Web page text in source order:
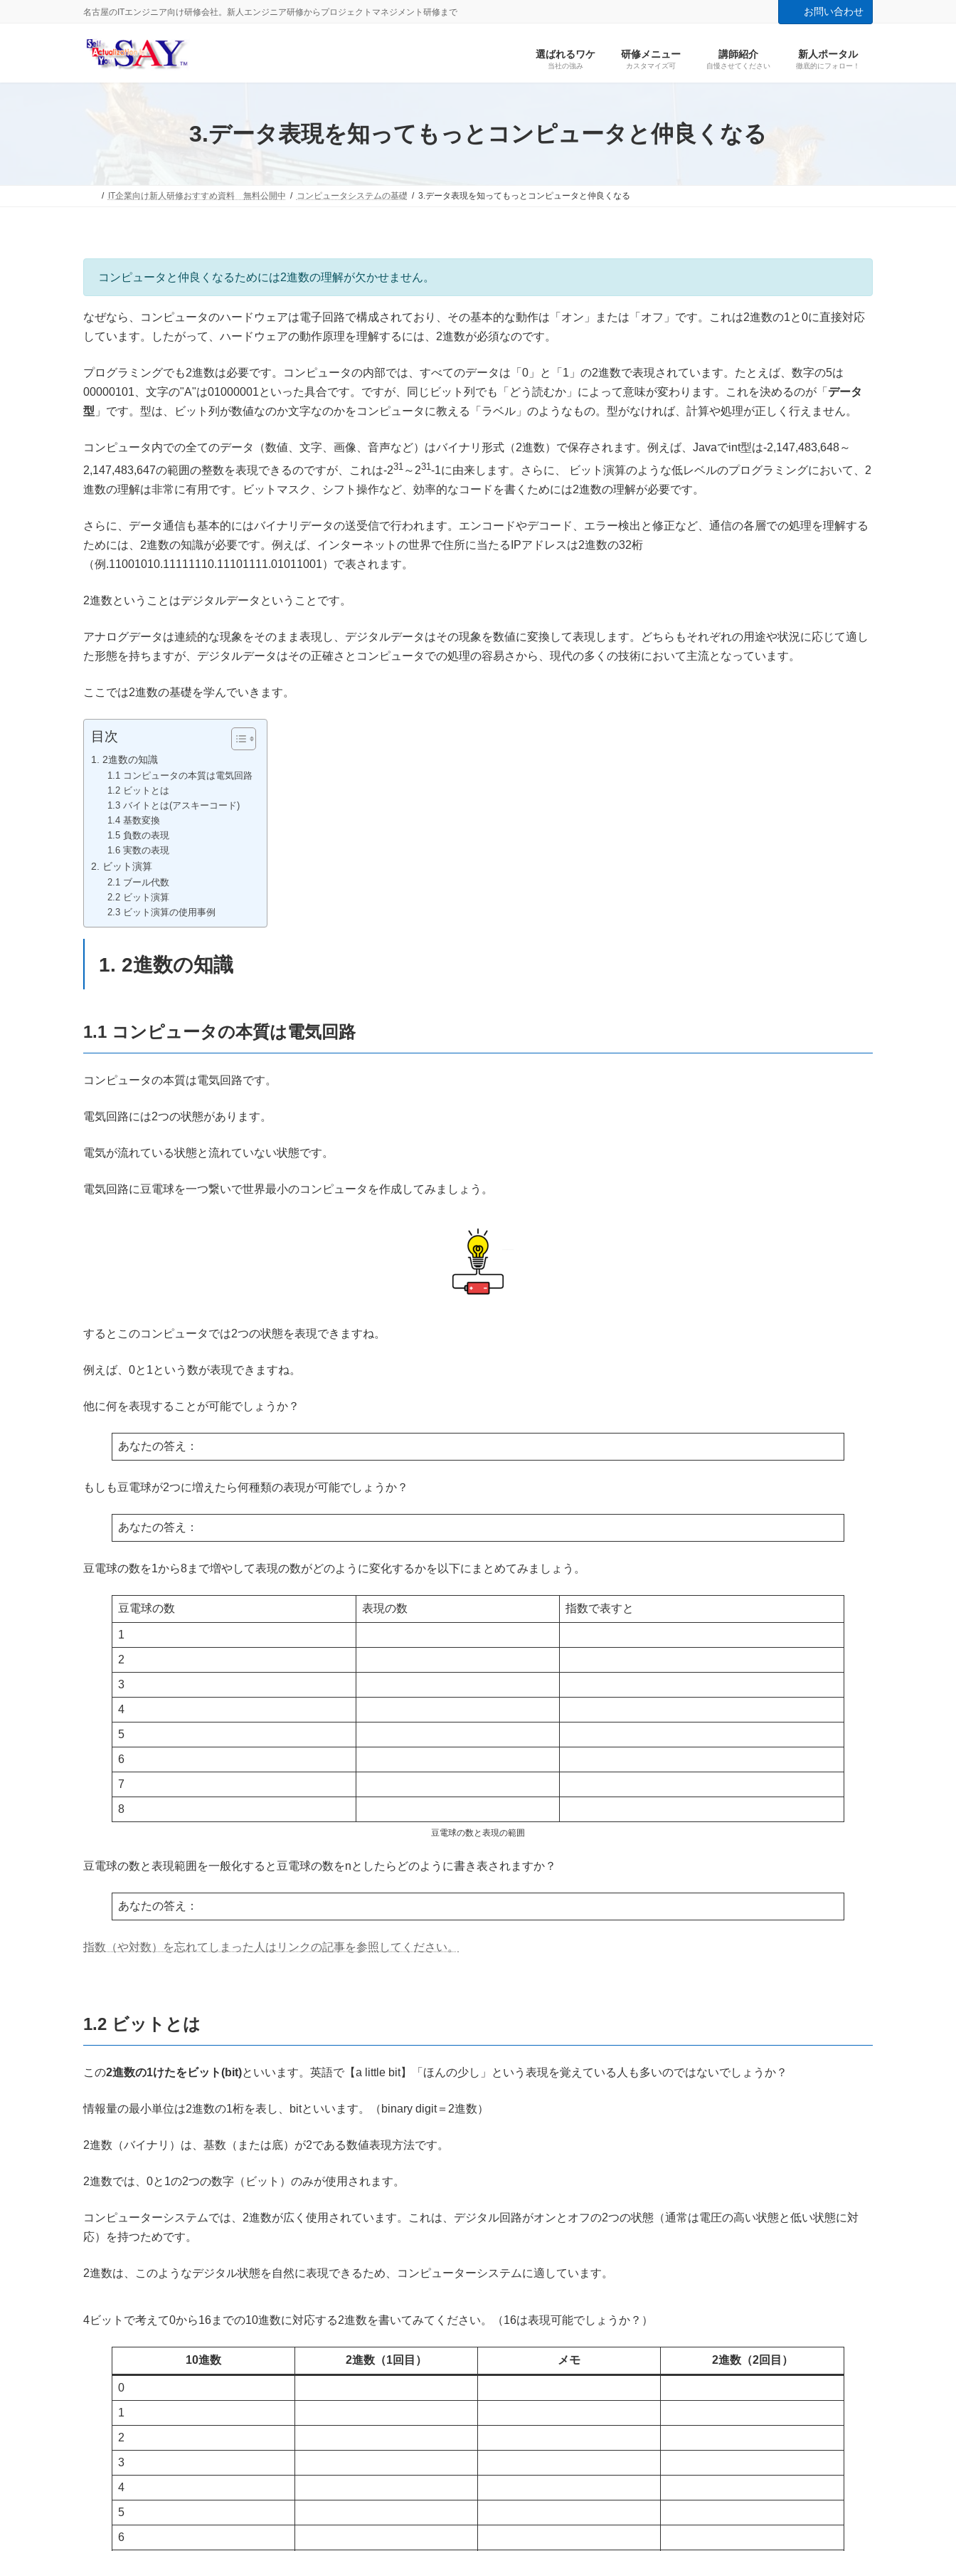
へ
ョ
名古屋のITエンジニア向け研修会社。新人エンジニア研修からプロジェクトマネジメント研修まで お問い合わせ
選ばれるワケ
当社の強み
研修メニュー
カスタマイズ可
講師紹介
自慢させてください
新人ポータル
徹底的にフォロー！
3.データ表現を知ってもっとコンピュータと仲良くなる
IT企業向け新人研修おすすめ資料 無料公開中 コンピュータシステムの基礎 3.データ表現を知ってもっとコンピュータと仲良くなる
コンピュータと仲良くなるためには2進数の理解が欠かせません。
なぜなら、コンピュータのハードウェアは電子回路で構成されており、その基本的な動作は「オン」または「オフ」です。これは2進数の1と0に直接対応
しています。したがって、ハードウェアの動作原理を理解するには、2進数が必須なのです。
プログラミングでも2進数は必要です。コンピュータの内部では、すべてのデータは「0」と「1」の2進数で表現されています。たとえば、数字の5は
00000101、文字の"A"は01000001といった具合です。ですが、同じビット列でも「どう読むか」によって意味が変わります。これを決めるのが「 データ
型 」です。型は、ビット列が数値なのか文字なのかをコンピュータに教える「ラベル」のようなもの。型がなければ、計算や処理が正しく行えません。
コンピュータ内での全てのデータ（数値、文字、画像、音声など）はバイナリ形式（2進数）で保存されます。例えば、Javaでint型は-2,147,483,648～
2,147,483,647の範囲の整数を表現できるのですが、これは-231 ～231-1に由来します。さらに、 ビット演算のような低レベルのプログラミングにおいて、2
進数の理解は非常に有用です。ビットマスク、シフト操作など、効率的なコードを書くためには2進数の理解が必要です。
さらに、データ通信も基本的にはバイナリデータの送受信で行われます。エンコードやデコード、エラー検出と修正など、通信の各層での処理を理解する
ためには、2進数の知識が必要です。例えば、インターネットの世界で住所に当たるIPアドレスは2進数の32桁
（例.11001010.11111110.11101111.01011001）で表されます。
2進数ということはデジタルデータということです。
アナログデータは連続的な現象をそのまま表現し、デジタルデータはその現象を数値に変換して表現します。どちらもそれぞれの用途や状況に応じて適し
た形態を持ちますが、デジタルデータはその正確さとコンピュータでの処理の容易さから、現代の多くの技術において主流となっています。
ここでは2進数の基礎を学んでいきます。
目次
1. 2進数の知識
1.1 コンピュータの本質は電気回路
1.2 ビットとは
1.3 バイトとは(アスキーコード)
1.4 基数変換
1.5 負数の表現
1.6 実数の表現
2. ビット演算
2.1 ブール代数
2.2 ビット演算
2.3 ビット演算の使用事例
1. 2進数の知識
1.1 コンピュータの本質は電気回路
コンピュータの本質は電気回路です。
電気回路には2つの状態があります。
電気が流れている状態と流れていない状態です。
電気回路に豆電球を一つ繋いで世界最小のコンピュータを作成してみましょう。
するとこのコンピュータでは2つの状態を表現できますね。
例えば、0と1という数が表現できますね。
他に何を表現することが可能でしょうか？
あなたの答え：
もしも豆電球が2つに増えたら何種類の表現が可能でしょうか？
あなたの答え：
豆電球の数を1から8まで増やして表現の数がどのように変化するかを以下にまとめてみましょう。
豆電球の数 表現の数 指数で表すと
1
2
3
4
5
6
7
8
豆電球の数と表現の範囲
豆電球の数と表現範囲を一般化すると豆電球の数をnとしたらどのように書き表されますか？
あなたの答え：
指数（や対数）を忘れてしまった人はリンクの記事を参照してください。
1.2 ビットとは
この2進数の1けたをビット(bit)といいます。英語で【a little bit】「ほんの少し」という表現を覚えている人も多いのではないでしょうか？
情報量の最小単位は2進数の1桁を表し、bitといいます。（binary digit＝2進数）
2進数（バイナリ）は、基数（または底）が2である数値表現方法です。
2進数では、0と1の2つの数字（ビット）のみが使用されます。
コンピューターシステムでは、2進数が広く使用されています。これは、デジタル回路がオンとオフの2つの状態（通常は電圧の高い状態と低い状態に対
応）を持つためです。
2進数は、このようなデジタル状態を自然に表現できるため、コンピューターシステムに適しています。
4ビットで考えて0から16までの10進数に対応する2進数を書いてみてください。（16は表現可能でしょうか？）
10進数 2進数（1回目） メモ 2進数（2回目）
0
1
2
3
4
5
6